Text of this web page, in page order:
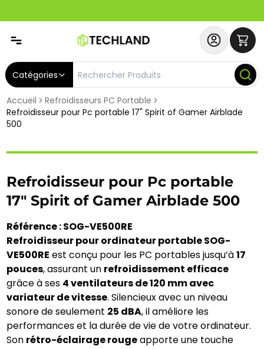
Catégories
Accueil
Refroidisseurs PC Portable
Refroidisseur pour Pc portable 17" Spirit of Gamer Airblade
500
Refroidisseur pour Pc portable
17" Spirit of Gamer Airblade 500
Référence : SOG-VE500RE
Refroidisseur pour ordinateur portable SOG-
VE500RE est conçu pour les PC portables jusqu’à17
pouces, assurant un refroidissement efficace
grâce à ses 4 ventilateurs de 120 mm avec
variateur de vitesse. Silencieux avec un niveau
sonore de seulement 25 dBA, il améliore les
performances et la durée de vie de votre ordinateur.
Son rétro-éclairage rougeapporte une touche